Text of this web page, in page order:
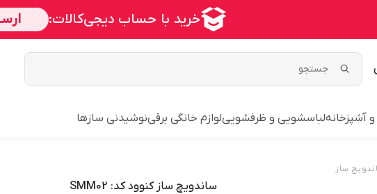
آشپزخانهلباسشویی و ظرفشوییلوازم خانگی برقینوشیدنی سازها
ساز
ساندویچ ساز کنوود کد: SMM02